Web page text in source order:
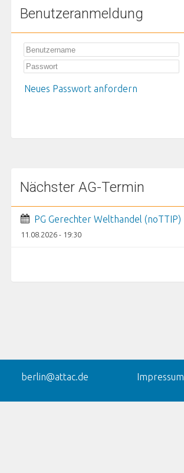
Benutzeranmeldung
Neues Passwort anfordern
Nächster AG-Termin
PG Gerechter Welthandel (noTTIP)
11.08.2026 - 19:30
berlin@attac.de Impressum